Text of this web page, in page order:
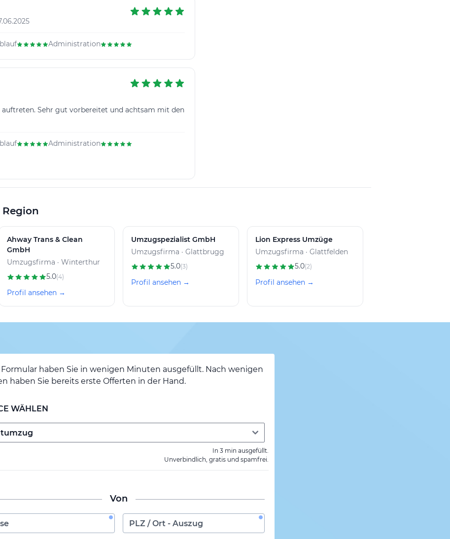
Administration
auftreten. Sehr gut vorbereitet und achtsam mit den
Administration
Ahway Trans & Clean
GmbH
Umzugsfirma · Winterthur
5.0(4)
Profil ansehen →
Umzugspezialist GmbH
Umzugsfirma · Glattbrugg
5.0(3)
Profil ansehen →
Lion Express Umzüge
Umzugsfirma · Glattfelden
5.0(2)
Profil ansehen →
Formular haben Sie in wenigen Minuten ausgefüllt. Nach wenigen
haben Sie bereits erste Offerten in der Hand.
WÄHLEN
In 3 min ausgefüllt.
Unverbindlich, gratis und spamfrei.
Von